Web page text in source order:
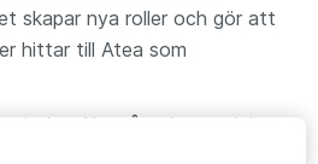
skapar nya roller och gör att
hittar till Atea som
förra året har andelen